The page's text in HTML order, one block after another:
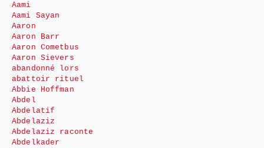
Aami
Aami Sayan
Aaron
Aaron Barr
Aaron Cometbus
Aaron Sievers
abandonné lors
abattoir rituel
Abbie Hoffman
Abdel
Abdelatif
Abdelaziz
Abdelaziz raconte
Abdelkader